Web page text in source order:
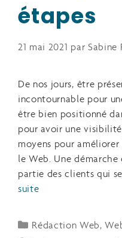
étapes
21 mai 2021 par Sabine
De nos jours, être
incontournable pour
être bien positionné
pour avoir une
moyens pour améliorer
le Web. Une
partie des clients qui
suite
Rédaction Web,